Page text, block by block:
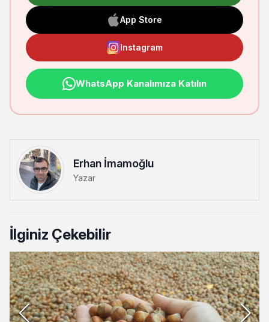
App Store
Instagram
WhatsApp Kanalımıza Katılın
Erhan İmamoğlu
Yazar
İlginiz Çekebilir